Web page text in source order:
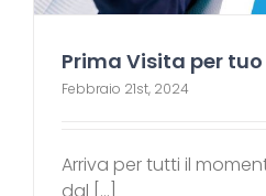
Prima Visita per
Febbraio 21st, 2024
Arriva per tutti il